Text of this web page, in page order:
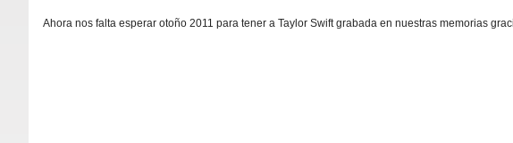
Ahora nos falta esperar otoño 2011 para tener a Taylor Swift grabada en nuestras memorias